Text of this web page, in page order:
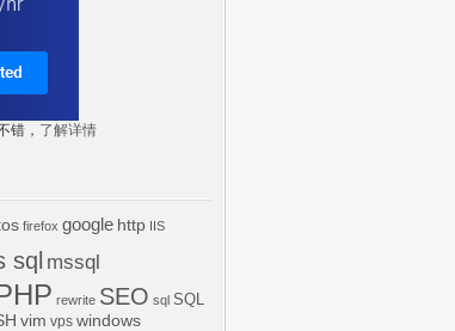
错， 了解详情
firefox google http IIS
sql mssql
rewrite SEO sql SQL
vim vps windows